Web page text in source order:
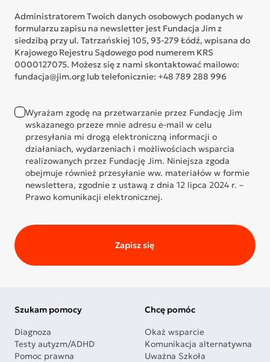
Administratorem Twoich danych osobowych podanych w
formularzu zapisu na newsletter jest Fundacja Jim z
siedzibą przy ul. Tatrzańskiej 105, 93-279 Łódź, wpisana do
Krajowego Rejestru Sądowego pod numerem KRS
0000127075. Możesz się z nami skontaktować mailowo:
fundacja@jim.org lub telefonicznie: +48 789 288 996
Wyrażam zgodę na przetwarzanie przez Fundację Jim
wskazanego przeze mnie adresu e-mail w celu
przesyłania mi drogą elektroniczną informacji o
działaniach, wydarzeniach i możliwościach wsparcia
realizowanych przez Fundację Jim. Niniejsza zgoda
obejmuje również przesyłanie ww. materiałów w formie
newslettera, zgodnie z ustawą z dnia 12 lipca 2024 r. –
Prawo komunikacji elektronicznej.
Zapisz się
Szukam pomocy
Diagnoza
Testy autyzm/ADHD
Pomoc prawna
Chcę pomóc
Okaż wsparcie
Komunikacja alternatywna
Uważna Szkoła